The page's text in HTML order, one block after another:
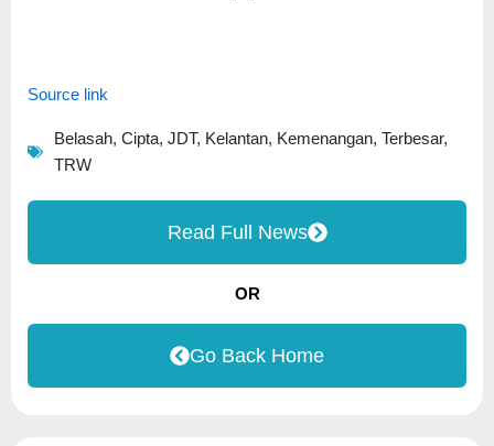
Source link
Belasah, Cipta, JDT, Kelantan, Kemenangan, Terbesar,
TRW
Read Full News
OR
Go Back Home